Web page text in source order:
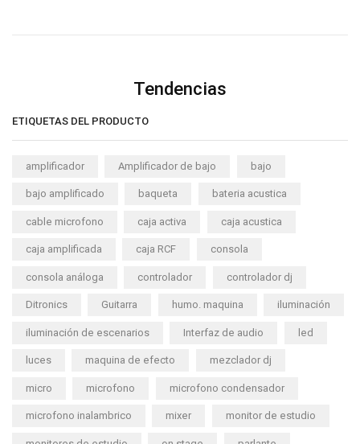
Tendencias
ETIQUETAS DEL PRODUCTO
amplificador Amplificador de bajo bajo
bajo amplificado baqueta bateria acustica
cable microfono caja activa caja acustica
caja amplificada caja RCF consola
consola análoga controlador controlador dj
Ditronics Guitarra humo. maquina iluminación
iluminación de escenarios Interfaz de audio led
luces maquina de efecto mezclador dj
micro microfono microfono condensador
microfono inalambrico mixer monitor de estudio